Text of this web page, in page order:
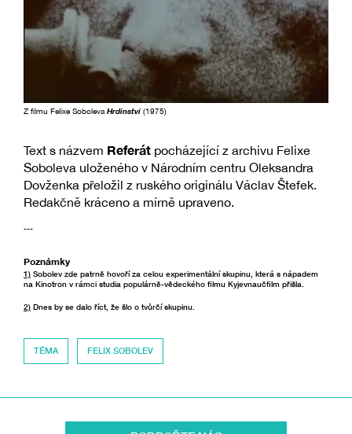
Z filmu Felixe Soboleva Hrdinství(1975)
Text s názvem Referát pocházející z archivu Felixe
Soboleva uloženého v Národním centru Oleksandra
Dovženka přeložil z ruského originálu Václav Štefek.
Redakčně kráceno a mírně upraveno.
---
Poznámky
1) Sobolev zde patrně hovoří za celou experimentální skupinu, která s nápadem
na Kinotron v rámci studia populárně-vědeckého filmu Kyjevnaučfilm přišla.
2) Dnes by se dalo říct, že šlo o tvůrčí skupinu.
TÉMA FELIX SOBOLEV